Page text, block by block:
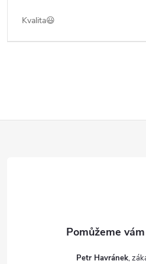
Kvalita😃
Petr Havránek